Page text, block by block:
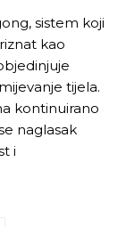
sistem koji
kao
tijela.
kontinuirano
naglasak
i